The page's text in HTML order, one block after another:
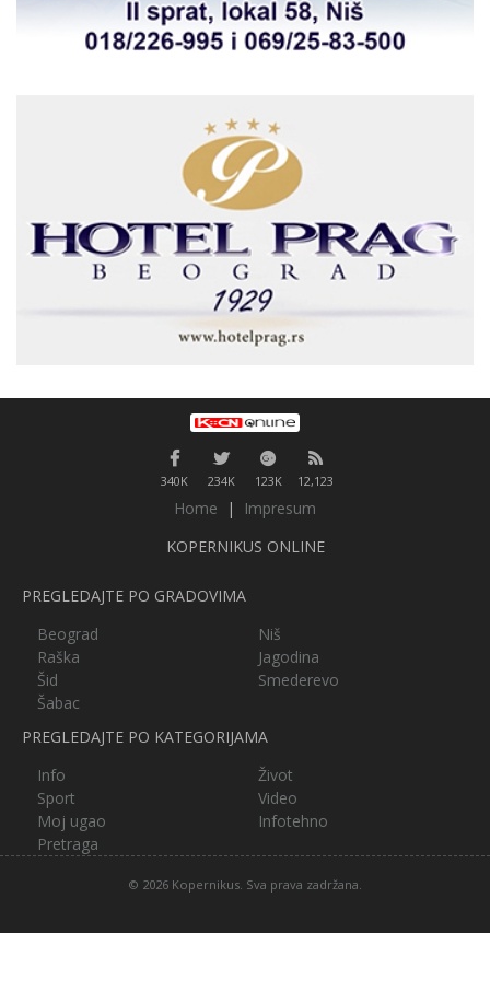
340K 234K 123K 12,123
Home |
Impresum
KOPERNIKUS ONLINE
PREGLEDAJTE PO GRADOVIMA
Beograd
Niš
Raška
Jagodina
Šid
Smederevo
Šabac
PREGLEDAJTE PO KATEGORIJAMA
Info
Život
Sport
Video
Moj ugao
Infotehno
Pretraga
© 2026 Kopernikus. Sva prava zadržana.